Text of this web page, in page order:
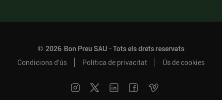
© 2026 Bon Preu SAU - Tots els drets reservats
Condicions d’ús
Política de privacitat Ús de cookies